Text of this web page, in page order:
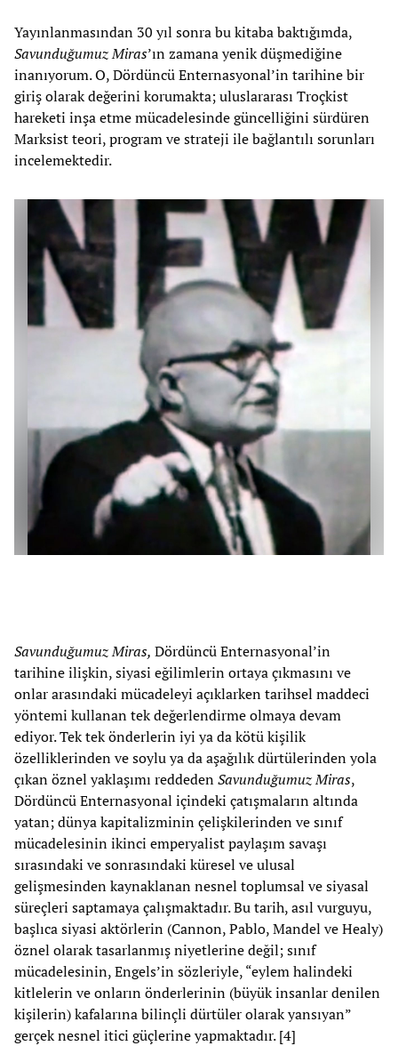
Yayınlanmasından 30 yıl sonra bu kitaba baktığımda,
Savunduğumuz Miras’ın zamana yenik düşmediğine
inanıyorum. O, Dördüncü Enternasyonal’in tarihine bir
giriş olarak değerini korumakta; uluslararası Troçkist
hareketi inşa etme mücadelesinde güncelliğini sürdüren
Marksist teori, program ve strateji ile bağlantılı sorunları
incelemektedir.
Savunduğumuz Miras, Dördüncü Enternasyonal’in
tarihine ilişkin, siyasi eğilimlerin ortaya çıkmasını ve
onlar arasındaki mücadeleyi açıklarken tarihsel maddeci
yöntemi kullanan tek değerlendirme olmaya devam
ediyor. Tek tek önderlerin iyi ya da kötü kişilik
özelliklerinden ve soylu ya da aşağılık dürtülerinden yola
çıkan öznel yaklaşımı reddedenSavunduğumuz Miras,
Dördüncü Enternasyonal içindeki çatışmaların altında
yatan; dünya kapitalizminin çelişkilerinden ve sınıf
mücadelesinin ikinci emperyalist paylaşım savaşı
sırasındaki ve sonrasındaki küresel ve ulusal
gelişmesinden kaynaklanan nesnel toplumsal ve siyasal
süreçleri saptamaya çalışmaktadır. Bu tarih, asıl vurguyu,
başlıca siyasi aktörlerin (Cannon, Pablo, Mandel ve Healy)
öznel olarak tasarlanmış niyetlerine değil; sınıf
mücadelesinin, Engels’in sözleriyle, “eylem halindeki
kitlelerin ve onların önderlerinin (büyük insanlar denilen
kişilerin) kafalarına bilinçli dürtüler olarak yansıyan”
gerçek nesnel itici güçlerine yapmaktadır. [4]